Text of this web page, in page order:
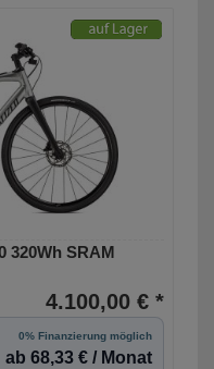
320Wh SRAM
4.100,00 € *
0% Finanzierung möglich
ab 68,33 € / Monat